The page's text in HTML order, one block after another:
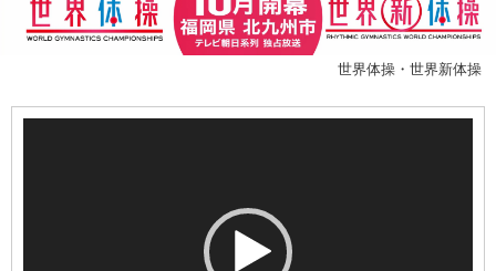
世界体操・世界新体操